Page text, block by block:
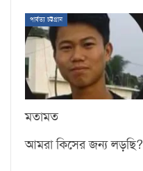
পার্বত্য চট্টগ্রাম
মতামত
আমরা কিসের জন্য লড়ছি?